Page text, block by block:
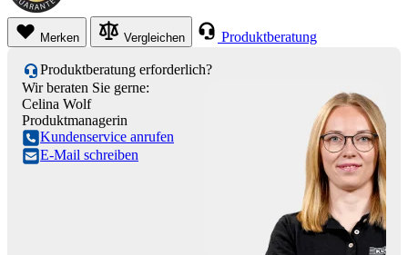
Merken Vergleichen Produktberatung
Produktberatung erforderlich?
Wir beraten Sie gerne:
Celina Wolf
Produktmanagerin
Kundenservice anrufen
E-Mail schreiben